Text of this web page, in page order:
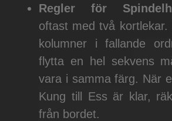
Regler för
oftast med två kortlekar.
kolumner i fallande
flytta en hel sekvens
vara i samma färg. När
Kung till Ess är klar,
från bordet.